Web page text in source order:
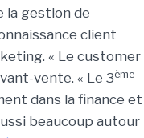
la gestion de
client
« Le customer
vente. « Le 3ème
dans la finance et
beaucoup autour